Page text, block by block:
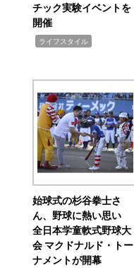
チック実験イベントを
開催
ライフスタイル
始球式の杉谷拳士さ
ん、野球に熱い思い
全日本学童軟式野球大
会 マクドナルド・トー
ナメントが開幕